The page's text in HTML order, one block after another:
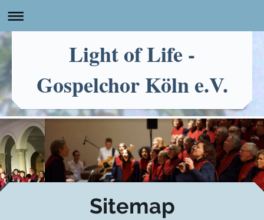
Light of Life -
Gospelchor Köln e.V.
Sitemap